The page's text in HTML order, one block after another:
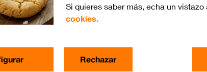
Busca por
Si quieres saber más, echa un vistazo
cookies.
Rechazar